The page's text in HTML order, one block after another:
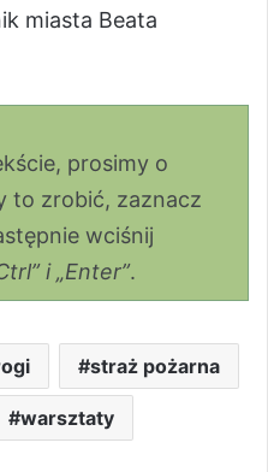
miasta Beata
prosimy o
to zrobić, zaznacz
wciśnij
i „Enter”.
straż pożarna
warsztaty